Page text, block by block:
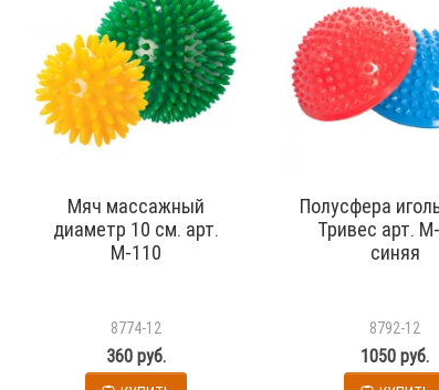
Мяч массажный
диаметр 10 см. арт.
М-110
8774-12
360 руб.
Полусфера
Тривес арт.
синяя
8792-12
1050 руб.